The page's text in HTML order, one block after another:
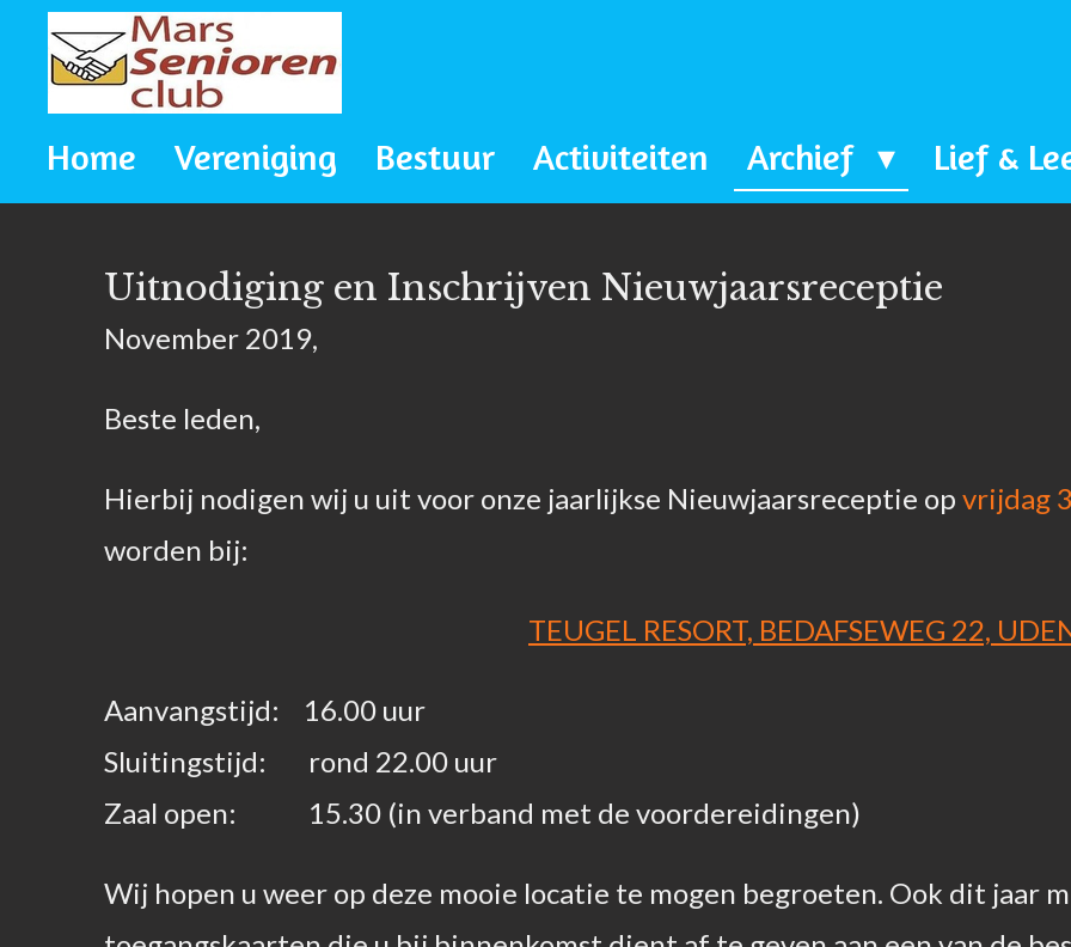
direct
naarHome Vereniging Bestuur Activiteiten Archief Lief &
Uitnodiging en Inschrijven Nieuwjaarsreceptie
November 2019,
Beste leden,
Hierbij nodigen wij u uit voor onze jaarlijkse Nieuwjaarsreceptie op vrijdag
worden bij:
TEUGEL RESORT, BEDAFSEWEG 22,
Aanvangstijd: 16.00 uur
Sluitingstijd: rond 22.00 uur
Zaal open: 15.30 (in verband met de voordereidingen)
Wij hopen u weer op deze mooie locatie te mogen begroeten. Ook dit jaar